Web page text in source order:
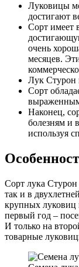
Луковицы
достигают
Сорт имеет
очень
месяцев.
Лук Стурон
Сорт
Наконец,
болезням и
используя
Сорт лука
так и в
крупных луковиц
первый год –
И только на
товарные